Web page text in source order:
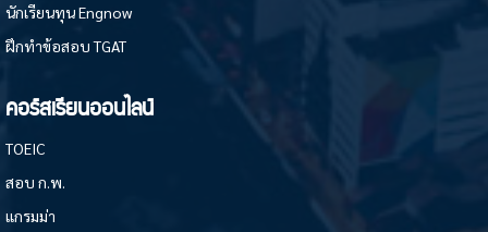
นักเรียนทุน Engnow
ฝึกทำข้อสอบ TGAT
คอร์สเรียนออนไลน์
TOEIC
สอบ ก.พ.
แกรมม่า